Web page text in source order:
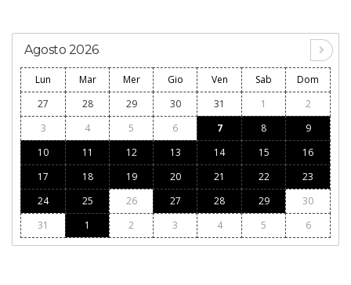
Agosto 2026
Lun Mar Mer Gio Ven Sab
Dom
27
28 29 30 31 1
2
3
4 5 6 7 8
9
10
11 12 13 14 15
16
17
18 19 20 21 22
23
24
25 26 27 28 29
30
31
1 2 3 4 5 6